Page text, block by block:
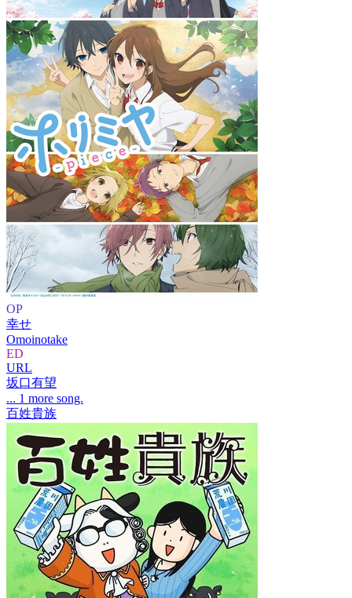
OP
幸せ
Omoinotake
ED
URL
坂口有望
... 1 more song.
百姓貴族